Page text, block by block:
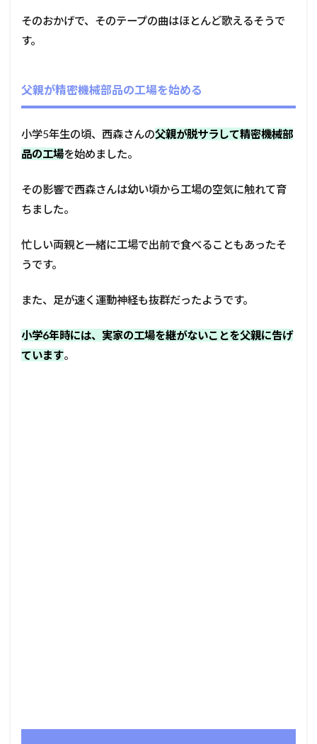
そのおかげで、そのテープの曲はほとんど歌えるそうで
す。
父親が精密機械部品の工場を始める
小学5年生の頃、西森さんの父親が脱サラして精密機械部
品の工場を始めました。
その影響で西森さんは幼い頃から工場の空気に触れて育
ちました。
忙しい両親と一緒に工場で出前で食べることもあったそ
うです。
また、足が速く運動神経も抜群だったようです。
小学6年時には、実家の工場を継がないことを父親に告げ
ています。